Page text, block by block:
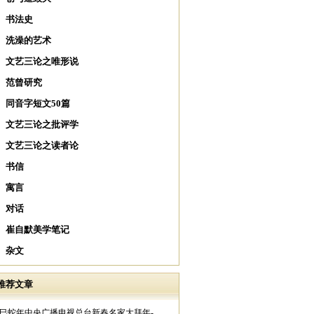
书法史
洗澡的艺术
文艺三论之唯形说
范曾研究
同音字短文50篇
文艺三论之批评学
文艺三论之读者论
书信
寓言
对话
崔自默美学笔记
杂文
荐文章